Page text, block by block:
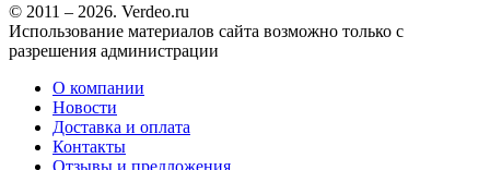
© 2011 – 2026. Verdeo.ru
Использование материалов сайта возможно только с
разрешения администрации
О компании
Новости
Доставка и оплата
Контакты
Отзывы и предложения